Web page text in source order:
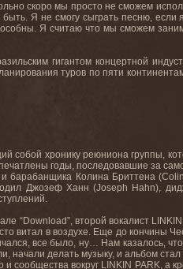
скоро мы просто не сможем
Я не смогу сыграть песню,
Я считаю что мы сможем
гигантом концертной
туров по пяти
собой хронику реюниона группы,
годы, последовавшие за
барабанщика Колина Бриттена
Джозеф Ханн (Joseph Hahn),
“Download”, второй вокалист
витал в воздухе. Еще до кончины
все было, ну… Нам казалось,
начали делать музыку, и альбом
вокруг LINKIN PARK, а